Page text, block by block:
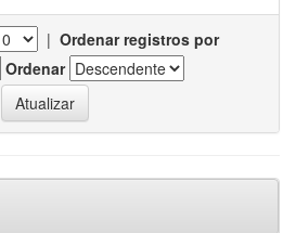
| Ordenar registros por
Ordenar